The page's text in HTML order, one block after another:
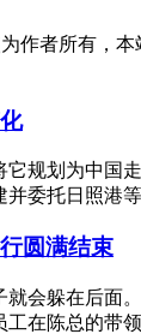
作者所有，
规划为中国
委托日照港
圆满结束
会躲在后面
在陈总的